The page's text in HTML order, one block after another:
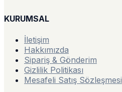
KURUMSAL
İletişim
Hakkımızda
Sipariş & Gönderim
Gizlilik Politikası
Mesafeli Satış Sözleşmesi